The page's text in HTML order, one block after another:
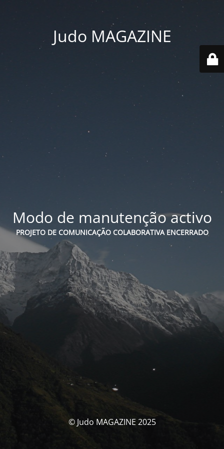
Judo MAGAZINE
Modo de manutenção activo
PROJETO DE COMUNICAÇÃO COLABORATIVA ENCERRADO
© Judo MAGAZINE 2025